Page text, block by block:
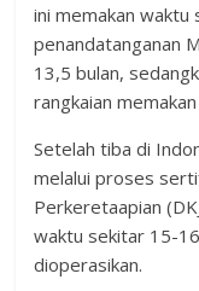
ini memakan waktu
penandatanganan
13,5 bulan,
rangkaian
Setelah tiba di
melalui proses
Perkeretaapian
waktu sekitar 15-
dioperasikan.